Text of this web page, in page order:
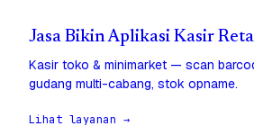
Jasa Bikin Aplikasi Kasir
Kasir toko & minimarket — scan
gudang multi-cabang, stok opname.
Lihat layanan →